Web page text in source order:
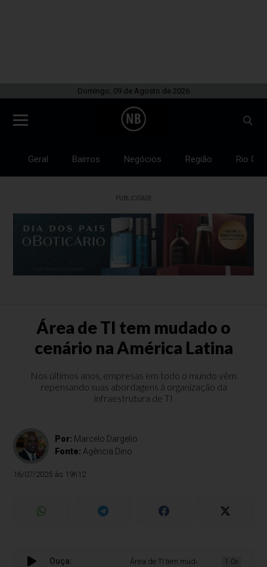
Domingo, 09 de Agosto de 2026
Geral Bairros Negócios Região Rio
PUBLICIDADE
Área de TI tem mudado o
cenário na América Latina
Nos últimos anos, empresas em todo o mundo vêm
repensando suas abordagens à organização da
infraestrutura de TI
Por: Marcelo Dargelio
Fonte: Agência Dino
16/07/2025 às 19h12
Ouça: Área de TI tem mudado o cenário na
1.0x